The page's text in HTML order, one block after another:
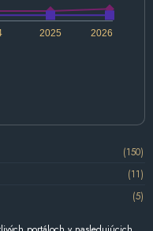
2026
2025
(150)
(11)
(5)